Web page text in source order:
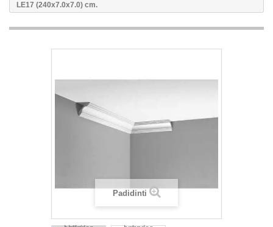
LE17 (240x7.0x7.0) cm.
Padidinti